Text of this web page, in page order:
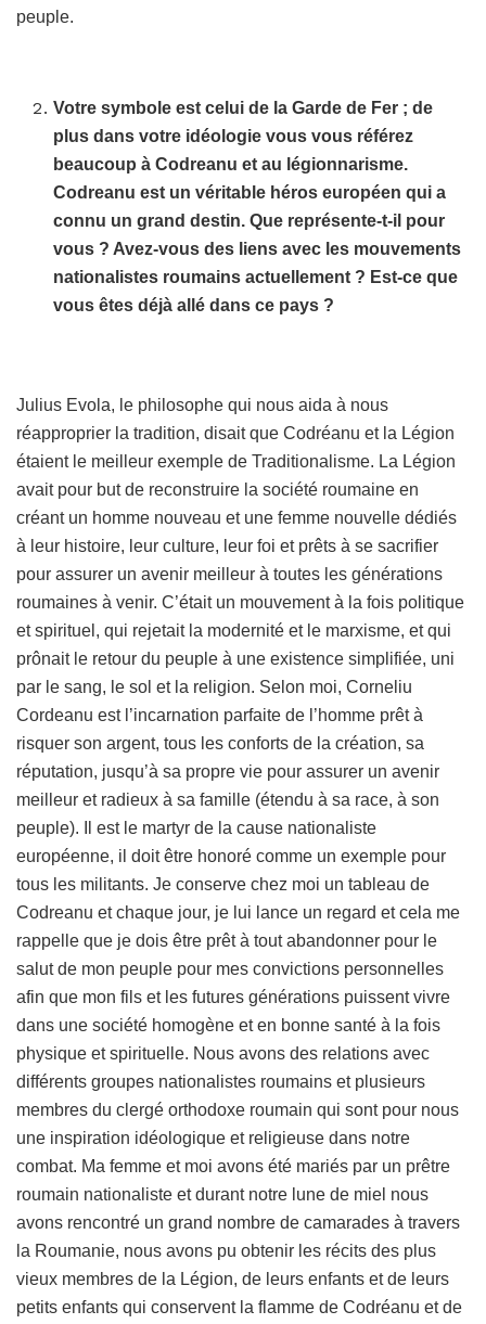
peuple.
Votre symbole est celui de la Garde de Fer ; de
plus dans votre idéologie vous vous référez
beaucoup à Codreanu et au légionnarisme.
Codreanu est un véritable héros européen qui a
connu un grand destin. Que représente-t-il pour
vous ? Avez-vous des liens avec les mouvements
nationalistes roumains actuellement ? Est-ce que
vous êtes déjà allé dans ce pays ?
Julius Evola, le philosophe qui nous aida à nous
réapproprier la tradition, disait que Codréanu et la Légion
étaient le meilleur exemple de Traditionalisme. La Légion
avait pour but de reconstruire la société roumaine en
créant un homme nouveau et une femme nouvelle dédiés
à leur histoire, leur culture, leur foi et prêts à se sacrifier
pour assurer un avenir meilleur à toutes les générations
roumaines à venir. C’était un mouvement à la fois politique
et spirituel, qui rejetait la modernité et le marxisme, et qui
prônait le retour du peuple à une existence simplifiée, uni
par le sang, le sol et la religion. Selon moi, Corneliu
Cordeanu est l’incarnation parfaite de l’homme prêt à
risquer son argent, tous les conforts de la création, sa
réputation, jusqu’à sa propre vie pour assurer un avenir
meilleur et radieux à sa famille (étendu à sa race, à son
peuple). Il est le martyr de la cause nationaliste
européenne, il doit être honoré comme un exemple pour
tous les militants. Je conserve chez moi un tableau de
Codreanu et chaque jour, je lui lance un regard et cela me
rappelle que je dois être prêt à tout abandonner pour le
salut de mon peuple pour mes convictions personnelles
afin que mon fils et les futures générations puissent vivre
dans une société homogène et en bonne santé à la fois
physique et spirituelle. Nous avons des relations avec
différents groupes nationalistes roumains et plusieurs
membres du clergé orthodoxe roumain qui sont pour nous
une inspiration idéologique et religieuse dans notre
combat. Ma femme et moi avons été mariés par un prêtre
roumain nationaliste et durant notre lune de miel nous
avons rencontré un grand nombre de camarades à travers
la Roumanie, nous avons pu obtenir les récits des plus
vieux membres de la Légion, de leurs enfants et de leurs
petits enfants qui conservent la flamme de Codréanu et de